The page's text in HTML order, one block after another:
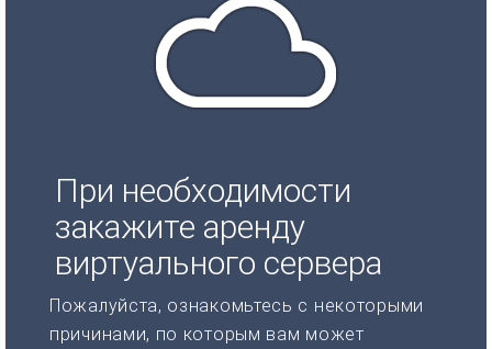
При необходимости
закажите аренду
виртуального сервера
Пожалуйста, ознакомьтесь с некоторыми
причинами, по которым вам может